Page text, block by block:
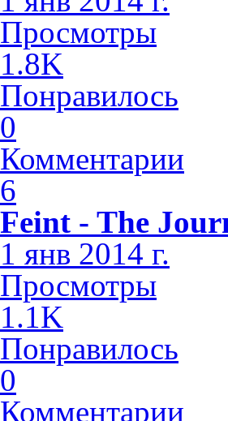
Просмотры
1.8K
Понравилось
0
Комментарии
6
Feint - The
1 янв 2014 г.
Просмотры
1.1K
Понравилось
0
Комментарии